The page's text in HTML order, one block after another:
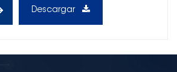
Descargar